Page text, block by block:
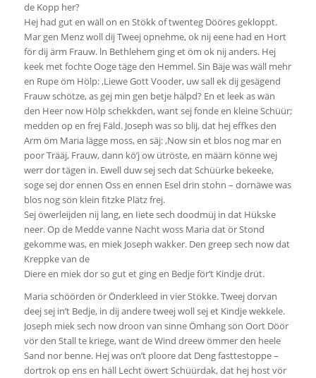
de Kopp her?
Hej had gut en wäll on en Stökk of twenteg Dööres gekloppt.
Mar gen Menz woll dij Tweej opnehme, ok nij eene had en Hort
för dij ärm Frauw. ln Bethlehem ging et öm ok nij anders. Hej
keek met fochte Ooge täge den Hemmel. Sin Bäje was wäll mehr
en Rupe öm Hölp: ,Liewe Gott Vooder, uw sall ek dij gesägend
Frauw schötze, as gej min gen betje hälpd? En et leek as wän
den Heer now Hölp schekkden, want sej fonde en kleine Schüür;
medden op en frej Fäld. Joseph was so blij, dat hej effkes den
Arm öm Maria lägge moss, en säj: ,Now sin et blos nog mar en
poor Trääj, Frauw, dann kö’j ow ütröste, en määrn könne wej
werr dor tägen in. Ewell duw sej sech dat Schüürke bekeeke,
soge sej dor ennen Oss en ennen Esel drin stohn – dornäwe was
blos nog sön klein fitzke Plätz frej.
Sej öwerleijden nij lang, en Iiete sech doodmüj in dat Hükske
neer. Op de Medde vanne Nacht woss Maria dat ör Stond
gekomme was, en miek Joseph wakker. Den greep sech now dat
Kreppke van de
Diere en miek dor so gut et ging en Bedje för’t Kindje drüt.
Maria schöörden ör Önderkleed in vier Stökke. Tweej dorvan
deej sej in’t Bedje, in dij andere tweej woll sej et Kindje wekkele.
Joseph miek sech now droon van sinne Ömhang sön Oort Döör
vör den Stall te kriege, want de Wind dreew ömmer den heele
Sand nor benne. Hej was on’t ploore dat Deng fasttestoppe –
dortrok op ens en häll Lecht öwert Schüürdak, dat hej host vör